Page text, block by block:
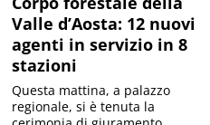
Valle d’Aosta: 12 nuovi
agenti in servizio in 8
stazioni
Questa mattina, a palazzo
regionale, si è tenuta la